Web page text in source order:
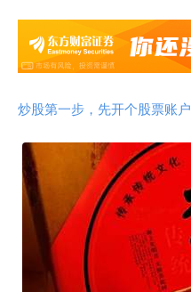
炒股第一步，先开个股票账户